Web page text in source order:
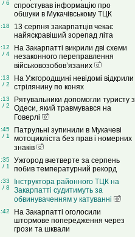
/ 6
спростував інформацію про
обшуки в Мукачівському ТЦК
13 серпня закарпатців чекає
найяскравіший зорепад літа
/ 4
На Закарпатті викрили дві схеми
незаконного переправлення
військовозобов’язаних
/ 2
На Ужгородщині невідомі відкрили
стрілянину по конях
/ 2
Рятувальники допомогли туристу з
Одеси, який травмувався на
Говерлі
/ 1
Патрульні зупинили в Мукачеві
мотоцикліста без прав і номерних
знаків
/ 1
Ужгород вчетверте за серпень
побив температурний рекорд
/ 8
Інструктора районного ТЦК на
Закарпатті судитимуть за
обвинуваченням у катуванні
На Закарпатті оголосили
штормове попередження через
грози та шквали